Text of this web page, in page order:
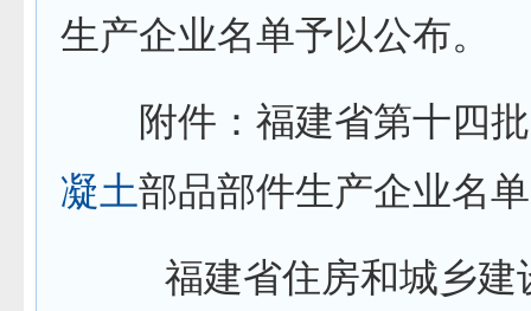
生产企业名单予以公布。
附件：福建省第十四批
凝土部品部件生产企业名单
福建省住房和城乡建